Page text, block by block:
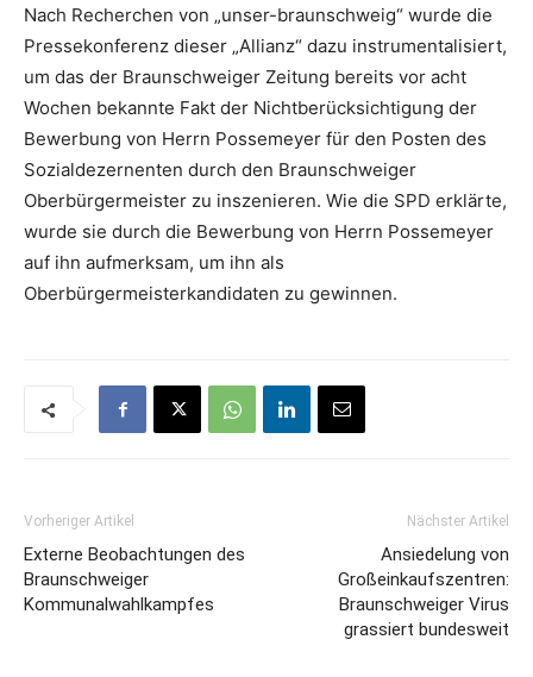
Nach Recherchen von „unser-braunschweig“ wurde die
Pressekonferenz dieser „Allianz“ dazu instrumentalisiert,
um das der Braunschweiger Zeitung bereits vor acht
Wochen bekannte Fakt der Nichtberücksichtigung der
Bewerbung von Herrn Possemeyer für den Posten des
Sozialdezernenten durch den Braunschweiger
Oberbürgermeister zu inszenieren. Wie die SPD erklärte,
wurde sie durch die Bewerbung von Herrn Possemeyer
auf ihn aufmerksam, um ihn als
Oberbürgermeisterkandidaten zu gewinnen.
Vorheriger Artikel
Externe Beobachtungen des
Braunschweiger
Kommunalwahlkampfes
Nächster Artikel
Ansiedelung von
Großeinkaufszentren:
Braunschweiger Virus
grassiert bundesweit